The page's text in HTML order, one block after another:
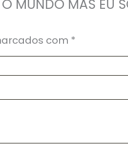
MUNDO MAS EU
com *